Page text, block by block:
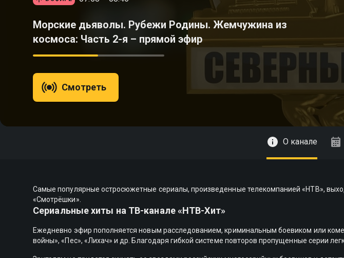
Морские дьяволы. Рубежи Родины. Жемчужина из
космоса: Часть 2-я – прямой эфир
Смотреть
О канале
Самые популярные остросюжетные сериалы, произведенные телекомпанией «НТВ»,
«Смотрёшки».
Сериальные хиты на ТВ-канале «НТВ-Хит»
Ежедневно эфир пополняется новым расследованием, криминальным боевиком или
войны», «Пес», «Лихач» и др. Благодаря гибкой системе повторов пропущенные серии